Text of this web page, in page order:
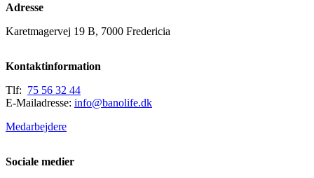
Adresse
Karetmagervej 19 B, 7000 Fredericia
Kontaktinformation
Tlf: 75 56 32 44
E-Mailadresse: info@banolife.dk
Medarbejdere
Sociale medier